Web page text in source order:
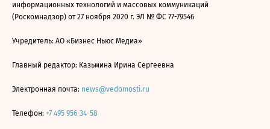
информационных технологий и массовых коммуникаций
(Роскомнадзор) от 27 ноября 2020 г. ЭЛ № ФС 77-79546
Учредитель: АО «Бизнес Ньюс Медиа»
Главный редактор: Казьмина Ирина Сергеевна
Электронная почта: news@vedomosti.ru
Телефон: +7 495 956-34-58